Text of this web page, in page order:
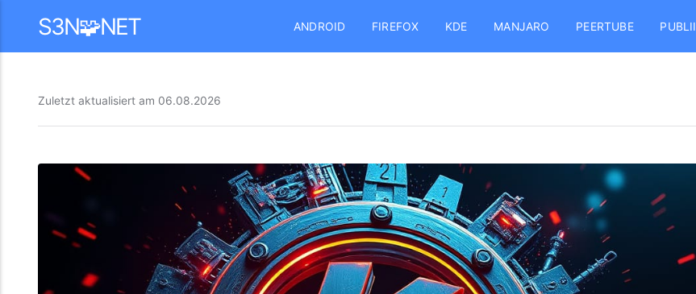
S3N🧩NET ANDROID FIREFOX KDE MANJARO PEERTUBE PUBLII
Zuletzt aktualisiert am 06.08.2026